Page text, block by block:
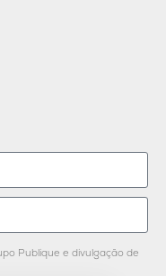
Publique e divulgação de